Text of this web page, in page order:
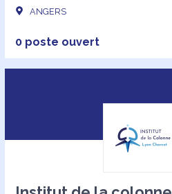
ANGERS
0 poste ouvert